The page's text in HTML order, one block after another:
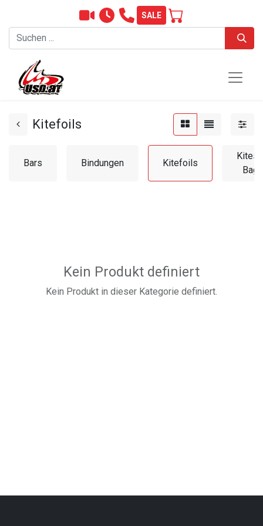
SALE
Kitefoils
Bars Bindungen Kitefoils
Bags
Kein Produkt definiert
Kein Produkt in dieser Kategorie definiert.